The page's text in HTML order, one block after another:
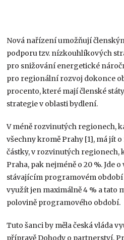
Nová nařízení umožňují
podporu tzv. nízkouhlíkových
pro snižování energetické
pro regionální rozvoj dokonce
procento, které mají členské
strategie v oblasti bydlení.
V méně rozvinutých regionech,
všechny kromě Prahy [1], má jít
částky, v rozvinutých regionech,
Praha, pak nejméně o 20 %. Jde
stávajícím programovém
využít jen maximálně 4 % a tato
polovině programového období.
Tuto šanci by měla česká vláda
přípravě Dohody o partnerství.